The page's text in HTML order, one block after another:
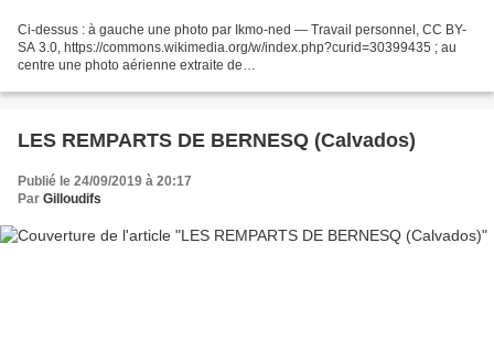
Ci-dessus : à gauche une photo par Ikmo-ned — Travail personnel, CC BY-
SA 3.0, https://commons.wikimedia.org/w/index.php?curid=30399435 ; au
centre une photo aérienne extraite de
LES REMPARTS DE BERNESQ (Calvados)
Publié le 24/09/2019 à 20:17
Par Gilloudifs